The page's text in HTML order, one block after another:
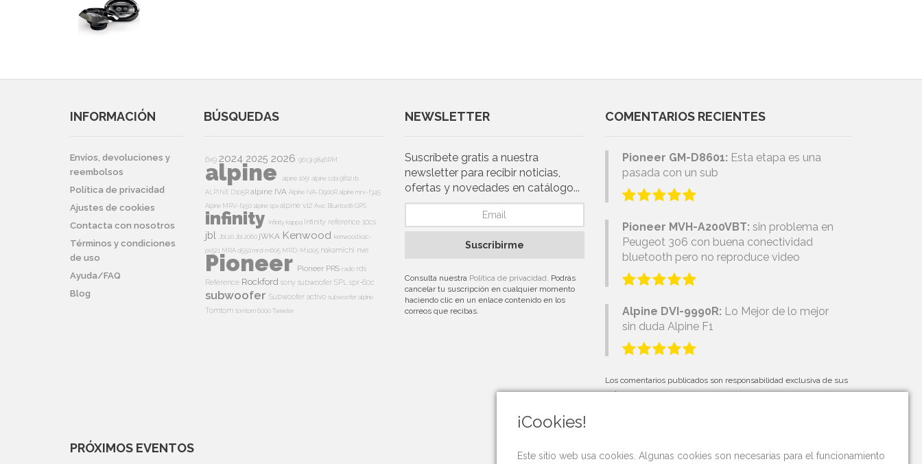
INFORMACIÓN
Envíos, devoluciones y
reembolsos
Política de privacidad
Ajustes de cookies
Contacta con nosotros
Términos y condiciones
de uso
Ayuda/FAQ
Blog
BÚSQUEDAS
6x9 2024 2025 2026 9613i9846RM
alpine alpine 105r alpine cda 9812 rb
ALPINE D105Ralpine IVA Alpine IVA-D900Ralpine mrv-f345
Alpine MRV-f450alpine spxalpine v12 Avic BluetoothGPS
infinity Infinity kappa Infinity reference 10cs
jbl Jbl 20 Jbl 2060 jWKA Kenwood kenwood kac-
ps521 MRA d550mrd-m605 MRD-M1005 nakamichi nve
Pioneer Pioneer PRS radio rds
Reference Rockford sony subwoofer SPL spr-60c
subwoofer Subwoofer activo subwoofer alpine
Tomtom tomtom 6000Tweeter
NEWSLETTER
Suscríbete gratis a nuestra
newsletter para recibir noticias,
ofertas y novedades en catálogo...
Suscribirme
Consulta nuestra Política de privacidad. Podrás
cancelar tu suscripción en cualquier momento
haciendo clic en un enlace contenido en los
correos que recibas.
COMENTARIOS RECIENTES
Pioneer GM-D8601: Esta etapa es una
pasada con un sub
Pioneer MVH-A200VBT: sin problema en
Peugeot 306 con buena conectividad
bluetooth pero no reproduce video
Alpine DVI-9990R: Lo Mejor de lo mejor
sin duda Alpine F1
Los comentarios publicados son responsabilidad exclusiva de sus
autores.
PRÓXIMOS EVENTOS
¡Cookies!
Este sitio web usa cookies. Algunas cookies son necesarias para el funcionamiento